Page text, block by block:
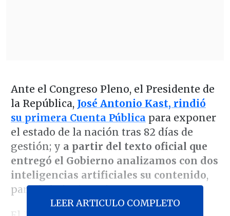
Ante el Congreso Pleno, el Presidente de
la República, José Antonio Kast, rindió
su primera Cuenta Pública para exponer
el estado de la nación tras 82 días de
gestión; y a partir del texto oficial que
entregó el Gobierno analizamos con dos
inteligencias artificiales su contenido,
para definir siete ejes.
LEER ARTICULO COMPLETO